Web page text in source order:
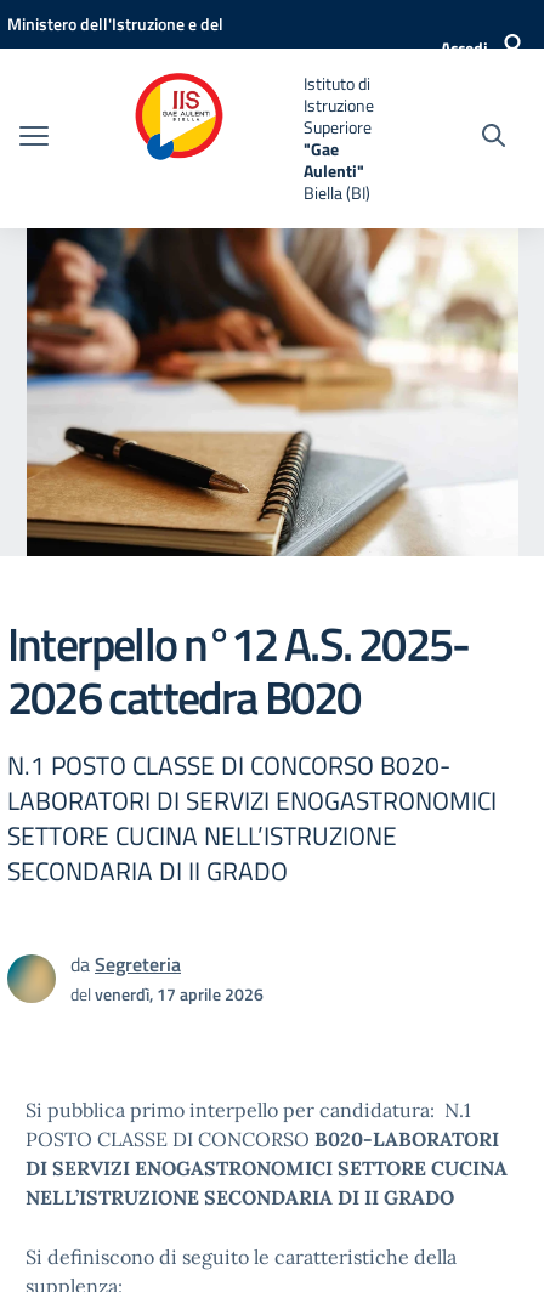
Vai ai contenuti
Vai al menu di navigazione
Vai al footer
Ministero dell'Istruzione e del
Accedi
Istituto di
Istruzione
Superiore
"Gae
Aulenti"
Biella (BI)
Interpello n°12 A.S. 2025-
2026 cattedra B020
N.1 POSTO CLASSE DI CONCORSO B020-
LABORATORI DI SERVIZI ENOGASTRONOMICI
SETTORE CUCINA NELL’ISTRUZIONE
SECONDARIA DI II GRADO
daSegreteria
delvenerdì, 17 aprile 2026
Si pubblica primo interpello per candidatura: N.1
POSTO CLASSE DI CONCORSO B020-LABORATORI
DI SERVIZI ENOGASTRONOMICI SETTORE CUCINA
NELL’ISTRUZIONE SECONDARIA DI II GRADO
Si definiscono di seguito le caratteristiche della
supplenza: